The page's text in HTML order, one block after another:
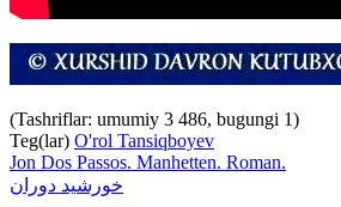
(Tashriflar: umumiy 3 486, bugungi 1)
Teg(lar) O'rol Tansiqboyev
Jon Dos Passos. Manhetten. Roman.
خورشید دوران